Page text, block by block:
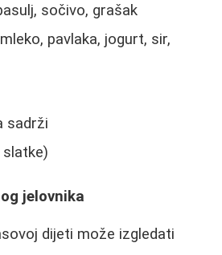
sočivo, grašak
pavlaka, jogurt, sir,
sadrži
slatke)
jelovnika
dijeti može izgledati